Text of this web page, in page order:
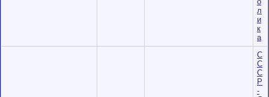
л
и
к
а
С
С
С
Р
-